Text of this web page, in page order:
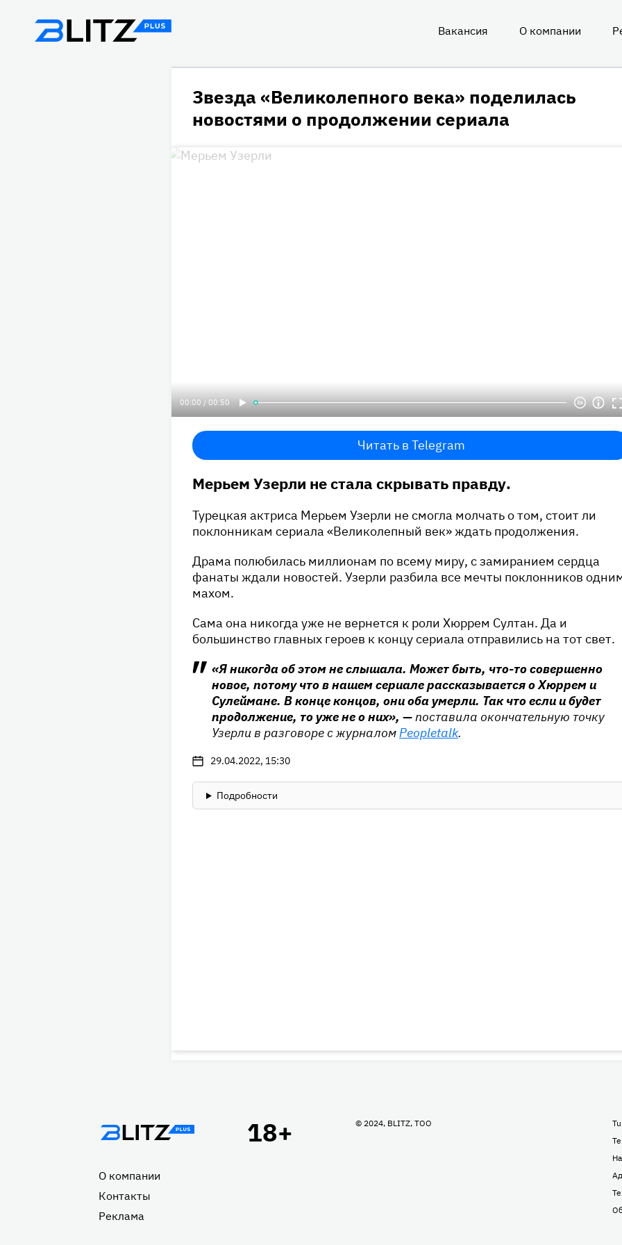
Вакансия О компании
Звезда «Великолепного века» поделилась
новостями о продолжении сериала
00:00 / 00:50
Читать в Telegram
Мерьем Узерли не стала скрывать правду.
Турецкая актриса Мерьем Узерли не смогла молчать о том, стоит ли
поклонникам сериала «Великолепный век» ждать продолжения.
Драма полюбилась миллионам по всему миру, с замиранием сердца
фанаты ждали новостей. Узерли разбила все мечты поклонников
махом.
Сама она никогда уже не вернется к роли Хюррем Султан. Да и
большинство главных героев к концу сериала отправились на тот свет.
«Я никогда об этом не слышала. Может быть, что-то совершенно
новое, потому что в нашем сериале рассказывается о Хюррем и
Сулеймане. В конце концов, они оба умерли. Так что если и будет
продолжение, то уже не о них», —поставила окончательную точку
Узерли в разговоре с журналомPeopletalk.
29.04.2022, 15:30
Подробности
Подвал
О компании
Контакты
Реклама
© 2024, BLITZ, TOO